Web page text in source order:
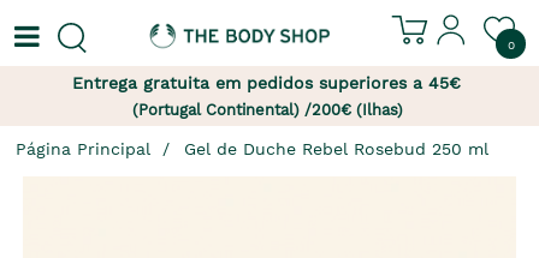
0
Entrega gratuita em pedidos superiores a 45€
(Portugal Continental) /200€ (Ilhas)
Página Principal Gel de Duche Rebel Rosebud 250 ml